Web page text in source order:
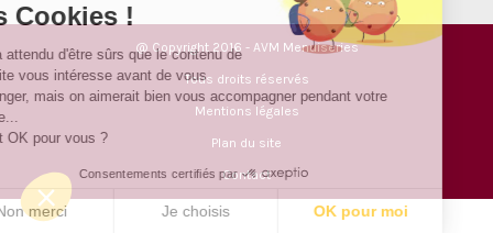
@ Copyright 2016 - AVM Menuiseries
Tous droits réservés
Mentions légales
Plan du site
Contact
les Cookies !
On a attendu d'être sûrs que le contenu de
ce site vous intéresse avant de vous
déranger, mais on aimerait bien vous accompagner pendant votre
C'est OK pour vous ?
Consentements certifiés par
Non merci Je choisis OK pour moi